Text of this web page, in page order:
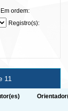
Em ordem:
Registro(s):
11